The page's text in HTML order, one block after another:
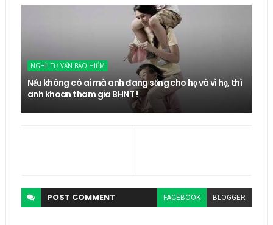
NGHỀ TƯ VẤN BẢO HIỂM
Nếu không có ai mà anh đang sống cho họ và vì họ, thì
anh khoan tham gia BHNT !
POST COMMENT FACEBOOK BLOGGER